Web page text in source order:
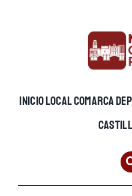
INICIOLOCALCOMARCA